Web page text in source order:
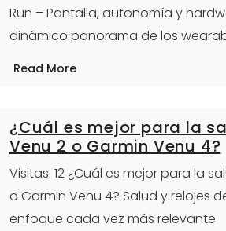
Run – Pantalla, autonomía y
dinámico panorama de los
Read More
¿Cuál es mejor para la
Venu 2 o Garmin Venu 4?
Visitas: 12 ¿Cuál es mejor para la
o Garmin Venu 4? Salud y relojes
enfoque cada vez más relevante